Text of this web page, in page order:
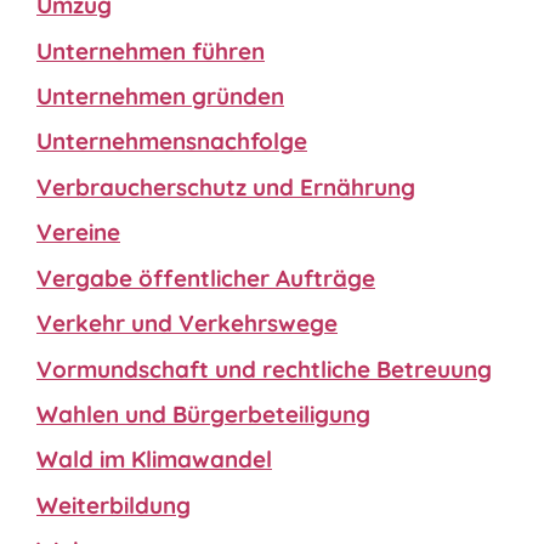
Unternehmen führen
Unternehmen gründen
Unternehmensnachfolge
Verbraucherschutz und Ernährung
Vereine
Vergabe öffentlicher Aufträge
Verkehr und Verkehrswege
Vormundschaft und rechtliche Betreuung
Wahlen und Bürgerbeteiligung
Wald im Klimawandel
Weiterbildung